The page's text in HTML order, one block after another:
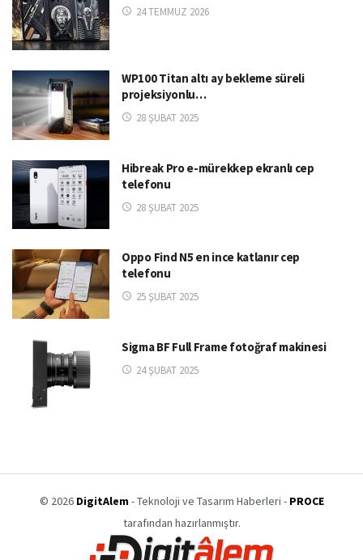
24 TEMMUZ 2026
WP100 Titan altı ay bekleme süreli
projeksiyonlu…
28 ŞUBAT 2025
Hibreak Pro e-mürekkep ekranlı cep
telefonu
28 ŞUBAT 2025
Oppo Find N5 en ince katlanır cep
telefonu
25 ŞUBAT 2025
Sigma BF Full Frame fotoğraf makinesi
24 ŞUBAT 2025
© 2026 DigitAlem- Teknoloji ve Tasarım Haberleri - PROCE
tarafından hazırlanmıştır.